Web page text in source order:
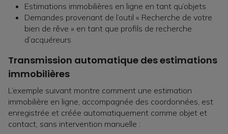
Estimations immobilières en ligne en tant qu’objets
Demandes provenant de l’outil « Recherche de votre
bien de rêve » en tant que profils de recherche
d’acquéreurs
Transmission automatique des estimations
immobilières
L’exemple suivant montre comment une estimation
immobilière en ligne, accompagnée des coordonnées, est
enregistrée et créée automatiquement comme objet et
contact, sans intervention manuelle :